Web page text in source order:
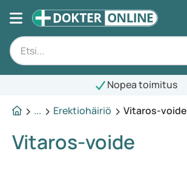
Nopea toimitus
...
Erektiohäiriö Vitaros-voide
Vitaros-voide